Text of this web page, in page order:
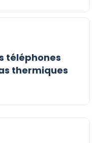
téléphones
thermiques